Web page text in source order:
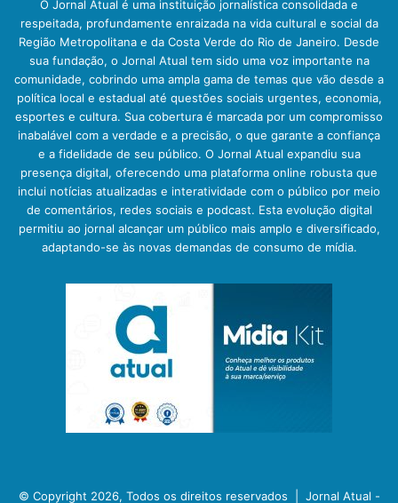
O Jornal Atual é uma instituição jornalística consolidada e
respeitada, profundamente enraizada na vida cultural e social da
Região Metropolitana e da Costa Verde do Rio de Janeiro. Desde
sua fundação, o Jornal Atual tem sido uma voz importante na
comunidade, cobrindo uma ampla gama de temas que vão desde a
política local e estadual até questões sociais urgentes, economia,
esportes e cultura. Sua cobertura é marcada por um compromisso
inabalável com a verdade e a precisão, o que garante a confiança
e a fidelidade de seu público. O Jornal Atual expandiu sua
presença digital, oferecendo uma plataforma online robusta que
inclui notícias atualizadas e interatividade com o público por meio
de comentários, redes sociais e podcast. Esta evolução digital
permitiu ao jornal alcançar um público mais amplo e diversificado,
adaptando-se às novas demandas de consumo de mídia.
© Copyright 2026, Todos os direitos reservados | Jornal Atual -